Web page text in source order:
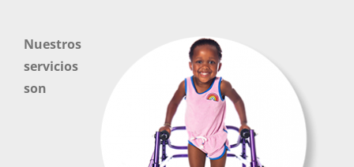
Nuestros
servicios
son